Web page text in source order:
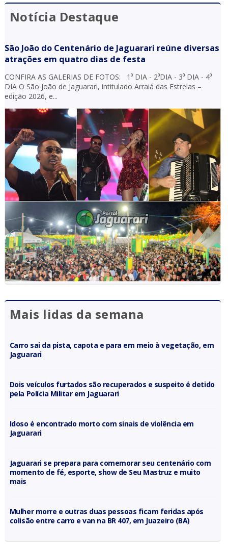
Notícia Destaque
São João do Centenário de Jaguarari reúne diversas
atrações em quatro dias de festa
CONFIRA AS GALERIAS DE FOTOS: 1⁰ DIA - 2⁰DIA - 3⁰ DIA - 4⁰
DIA O São João de Jaguarari, intitulado Arraiá das Estrelas –
edição 2026, e...
Mais lidas da semana
Carro sai da pista, capota e para em meio à vegetação, em
Jaguarari
Dois veículos furtados são recuperados e suspeito é detido
pela Polícia Militar em Jaguarari
Idoso é encontrado morto com sinais de violência em
Jaguarari
Jaguarari se prepara para comemorar seu centenário com
momento de fé, esporte, show de Seu Mastruz e muito
mais
Mulher morre e outras duas pessoas ficam feridas após
colisão entre carro e van na BR 407, em Juazeiro (BA)